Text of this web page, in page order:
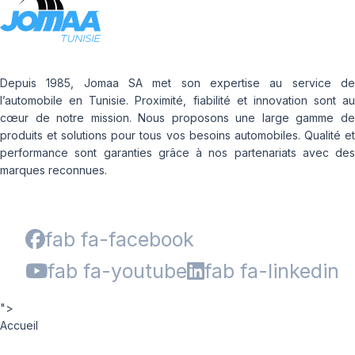
Depuis 1985, Jomaa SA met son expertise au service de
l’automobile en Tunisie. Proximité, fiabilité et innovation sont au
cœur de notre mission. Nous proposons une large gamme de
produits et solutions pour tous vos besoins automobiles. Qualité et
performance sont garanties grâce à nos partenariats avec des
marques reconnues.
fab fa-facebook
fab fa-youtube
fab fa-linkedin
">
Accueil